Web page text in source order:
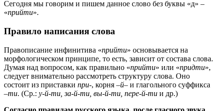
Сегодня мы говорим и пишем данное слово без буквы «д» –
«прийти».
Правило написания слова
Правописание инфинитива «прийти» основывается на
морфологическом принципе, то есть, зависит от состава слова.
Думая над вопросом, как правильно «прийти» или «придти»,
следует внимательно рассмотреть структуру слова. Оно
состоит из приставки при-, корня –й– и глагольного суффикса
–ти. (Ср.: у-й-ти, за-й-ти, вы-й-ти, пере-й-ти и др.)